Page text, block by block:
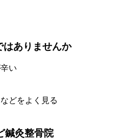
い
どをよく見る
鍼灸整骨院